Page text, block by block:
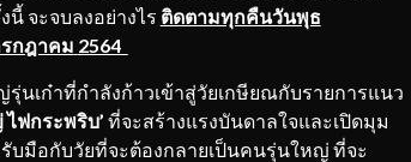
จะจบลงอย่างไร ติดตามทุกคืนวันพุธ
กฎาคม 2564
นเก๋าที่กำลังก้าวเข้าสู่วัยเกษียณกับรายการแนว
ไฟกระพริบ’ ที่จะสร้างแรงบันดาลใจและเปิดมุม
บมือกับวัยที่จะต้องกลายเป็นคนรุ่นใหญ่ ที่จะ